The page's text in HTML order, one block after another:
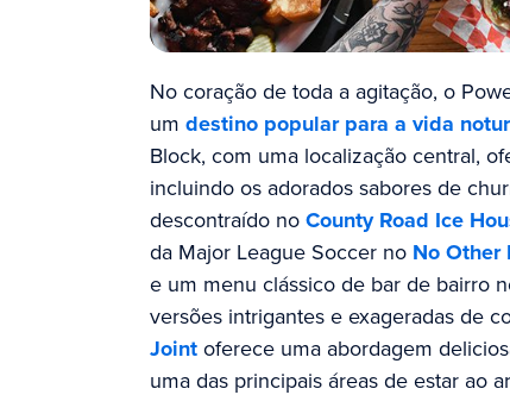
No coração de toda a agitação, o
um destino popular para a vida
Block, com uma localização central,
incluindo os adorados sabores de
descontraído noCounty Road Ice
da Major League Soccer no No Other
e um menu clássico de bar de bairro
versões intrigantes e exageradas de
Jointoferece uma abordagem
uma das principais áreas de estar ao